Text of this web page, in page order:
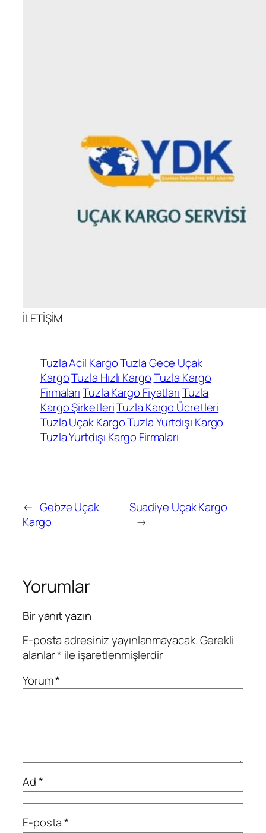
İLETİŞİM
Tuzla Acil KargoTuzla Gece Uçak
KargoTuzla Hızlı KargoTuzla Kargo
FirmalarıTuzla Kargo FiyatlarıTuzla
Kargo ŞirketleriTuzla Kargo Ücretleri
Tuzla Uçak KargoTuzla Yurtdışı Kargo
Tuzla Yurtdışı Kargo Firmaları
← Gebze Uçak
Kargo
Suadiye Uçak Kargo
→
Yorumlar
Bir yanıt yazın
E-posta adresiniz yayınlanmayacak.Gerekli
alanlar* ile işaretlenmişlerdir
Yorum*
Ad*
E-posta*